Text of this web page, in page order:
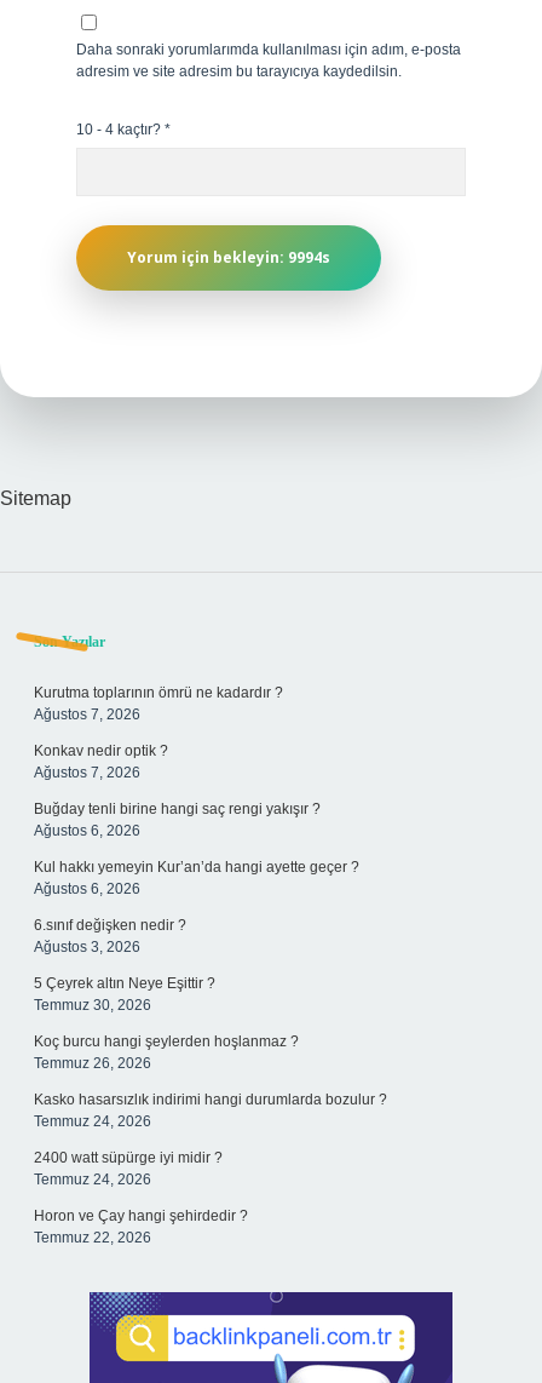
Daha sonraki yorumlarımda kullanılması için adım, e-posta
adresim ve site adresim bu tarayıcıya kaydedilsin.
10 - 4 kaçtır? *
Sitemap
Sidebar
Son Yazılar
Kurutma toplarının ömrü ne kadardır ?
Ağustos 7, 2026
Konkav nedir optik ?
Ağustos 7, 2026
Buğday tenli birine hangi saç rengi yakışır ?
Ağustos 6, 2026
Kul hakkı yemeyin Kur’an’da hangi ayette geçer ?
Ağustos 6, 2026
6.sınıf değişken nedir ?
Ağustos 3, 2026
5 Çeyrek altın Neye Eşittir ?
Temmuz 30, 2026
Koç burcu hangi şeylerden hoşlanmaz ?
Temmuz 26, 2026
Kasko hasarsızlık indirimi hangi durumlarda bozulur ?
Temmuz 24, 2026
2400 watt süpürge iyi midir ?
Temmuz 24, 2026
Horon ve Çay hangi şehirdedir ?
Temmuz 22, 2026